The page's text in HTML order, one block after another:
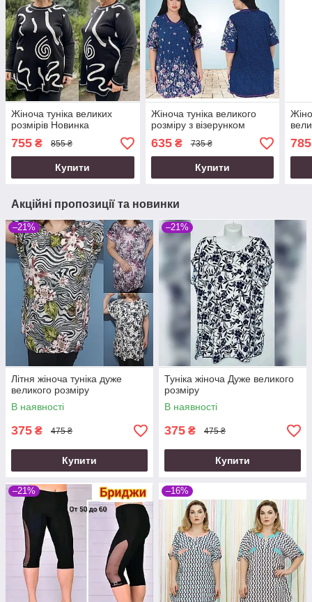
Жіноча туніка великих
розмірів Новинка
755 ₴ 855 ₴
Купити
Жіноча туніка великого
розміру з візерунком
635₴ 735 ₴
Купити
785
Акційні пропозиції та новинки
–21%
Літня жіноча туніка дуже
великого розміру
В наявності
375 ₴ 475 ₴
Купити
–21%
Туніка жіноча Дуже великого
розміру
В наявності
375 ₴ 475 ₴
Купити
–21% –16%